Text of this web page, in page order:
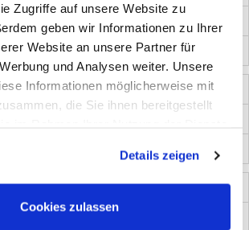
Zugriffe auf unsere Website zu
geben wir Informationen zu Ihrer
Website an unsere Partner für
und Analysen weiter. Unsere
Informationen möglicherweise mit
die Sie ihnen bereitgestellt
unsere Webseite weiterhin nutzen.
Details zeigen
Cookies zulassen
22 mm
12,5 mm
6135-048-35
6135-042-13
13 mm